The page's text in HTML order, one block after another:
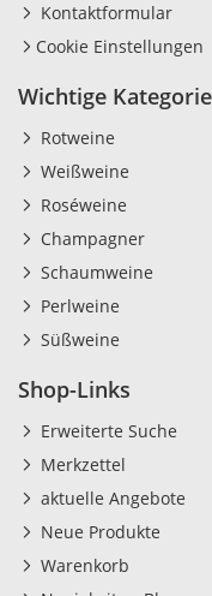
Kontaktformular
Cookie Einstellungen
Wichtige
Rotweine
Weißweine
Roséweine
Champagner
Schaumweine
Perlweine
Süßweine
Shop-Links
Erweiterte Suche
Merkzettel
aktuelle Angebote
Neue Produkte
Warenkorb